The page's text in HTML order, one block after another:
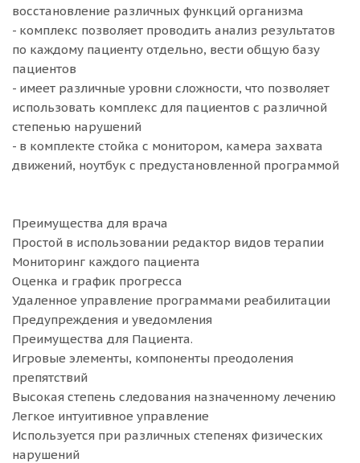
восстановление различных функций организма
- комплекс позволяет проводить анализ результатов
по каждому пациенту отдельно, вести общую базу
пациентов
- имеет различные уровни сложности, что позволяет
использовать комплекс для пациентов с различной
степенью нарушений
- в комплекте стойка с монитором, камера захвата
движений, ноутбук с предустановленной программой
Преимущества для врача
Простой в использовании редактор видов терапии
Мониторинг каждого пациента
Оценка и график прогресса
Удаленное управление программами реабилитации
Предупреждения и уведомления
Преимущества для Пациента.
Игровые элементы, компоненты преодоления
препятствий
Высокая степень следования назначенному лечению
Легкое интуитивное управление
Используется при различных степенях физических
нарушений